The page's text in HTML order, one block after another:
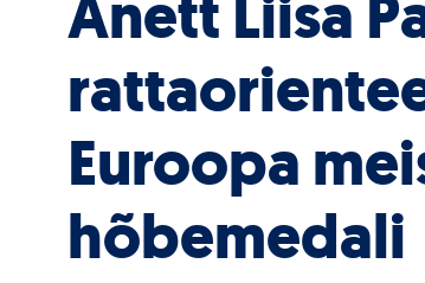
Euroopa
hõbemedali